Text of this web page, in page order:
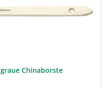
Chinaborste